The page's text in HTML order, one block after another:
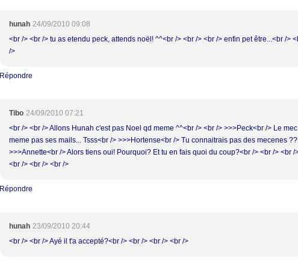
hunah 24/09/2010 09:08
<br /> <br /> tu as etendu peck, attends noël! ^^<br /> <br /> <br /> enfin pet être...<br />
/>
Répondre
Tibo 24/09/2010 07:21
<br /> <br /> Allons Hunah c'est pas Noel qd meme ^^<br /> <br /> >>>Peck<br /> Le
meme pas ses mails... Tsss<br /> >>>Hortense<br /> Tu connaitrais pas des mecenes
>>>Annette<br /> Alors tiens oui! Pourquoi? Et tu en fais quoi du coup?<br /> <br /> <br /
<br /> <br /> <br />
Répondre
hunah 23/09/2010 20:44
<br /> <br /> Ayé il t'a accepté?<br /> <br /> <br /> <br />